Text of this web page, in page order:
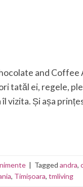
and
tatăl ei, regele,
îl vizita. Și așa
| Tagged andra,
, Timișoara, tmliving